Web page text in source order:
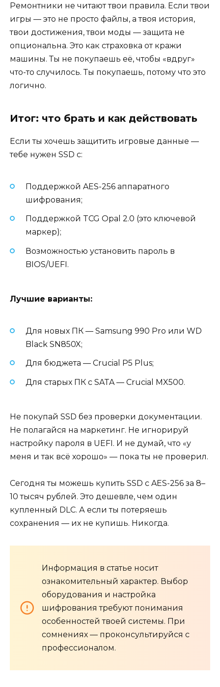
Ремонтники не читают твои правила. Если твои
игры — это не просто файлы, а твоя история,
твои достижения, твои моды — защита не
опциональна. Это как страховка от кражи
машины. Ты не покупаешь её, чтобы «вдруг»
что-то случилось. Ты покупаешь, потому что это
логично.
Итог: что брать и как действовать
Если ты хочешь защитить игровые данные —
тебе нужен SSD с:
Поддержкой AES-256 аппаратного
шифрования;
Поддержкой TCG Opal 2.0 (это ключевой
маркер);
Возможностью установить пароль в
BIOS/UEFI.
Лучшие варианты:
Для новых ПК — Samsung 990 Pro или WD
Black SN850X;
Для бюджета — Crucial P5 Plus;
Для старых ПК с SATA — Crucial MX500.
Не покупай SSD без проверки документации.
Не полагайся на маркетинг. Не игнорируй
настройку пароля в UEFI. И не думай, что «у
меня и так всё хорошо» — пока ты не проверил.
Сегодня ты можешь купить SSD с AES-256 за 8–
10 тысяч рублей. Это дешевле, чем один
купленный DLC. А если ты потеряешь
сохранения — их не купишь. Никогда.
Информация в статье носит
ознакомительный характер. Выбор
оборудования и настройка
шифрования требуют понимания
особенностей твоей системы. При
сомнениях — проконсультируйся с
профессионалом.